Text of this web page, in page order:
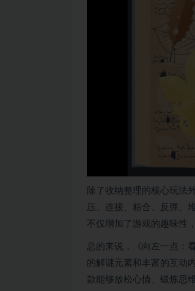
除了收纳整理的核心玩法
压、连接、粘合、反弹、
不仅增加了游戏的趣味性
总的来说，《向左一点：
的解谜元素和丰富的互动
款能够放松心情、锻炼思